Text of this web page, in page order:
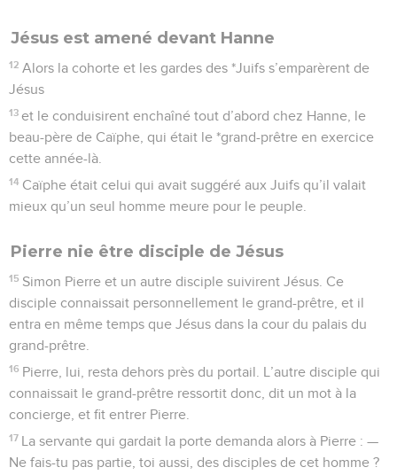
Jésus est amené devant Hanne
12 Alors la cohorte et les gardes des *Juifs s’emparèrent de
Jésus
13 et le conduisirent enchaîné tout d’abord chez Hanne, le
beau-père de Caïphe, qui était le *grand-prêtre en exercice
cette année-là.
14 Caïphe était celui qui avait suggéré aux Juifs qu’il valait
mieux qu’un seul homme meure pour le peuple.
Pierre nie être disciple de Jésus
15 Simon Pierre et un autre disciple suivirent Jésus. Ce
disciple connaissait personnellement le grand-prêtre, et il
entra en même temps que Jésus dans la cour du palais du
grand-prêtre.
16 Pierre, lui, resta dehors près du portail. L’autre disciple qui
connaissait le grand-prêtre ressortit donc, dit un mot à la
concierge, et fit entrer Pierre.
17 La servante qui gardait la porte demanda alors à Pierre : —
Ne fais-tu pas partie, toi aussi, des disciples de cet homme ?